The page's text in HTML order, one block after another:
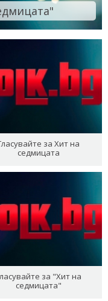
за Хит на
седмицата
за "Хит на
седмицата"